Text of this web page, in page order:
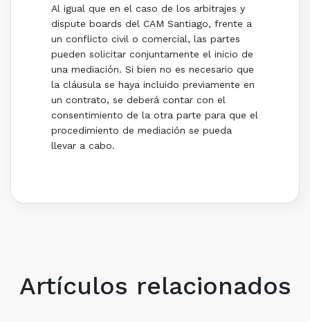
Al igual que en el caso de los arbitrajes y
dispute boards del CAM Santiago, frente a
un conflicto civil o comercial, las partes
pueden solicitar conjuntamente el inicio de
una mediación. Si bien no es necesario que
la cláusula se haya incluido previamente en
un contrato, se deberá contar con el
consentimiento de la otra parte para que el
procedimiento de mediación se pueda
llevar a cabo.
Artículos relacionados